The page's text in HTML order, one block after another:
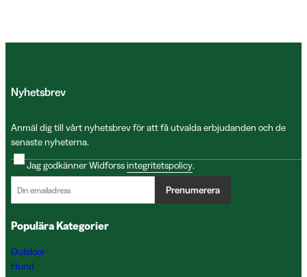
Nyhetsbrev
Anmäl dig till vårt nyhetsbrev för att få utvalda erbjudanden och de
senaste nyheterna.
Jag godkänner Widforssintegritetspolicy.
Prenumerera
Populära Kategorier
Outdoor
Hund